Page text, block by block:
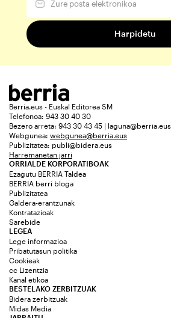
Berria.eus - Euskal Editorea SM
Telefonoa: 943 30 40 30
Bezero arreta: 943 30 43 45 | laguna@berria.eus
Webgunea: webgunea@berria.eus
Publizitatea: publi@bidera.eus
Harremanetan jarri
ORRIALDE KORPORATIBOAK
Ezagutu BERRIA Taldea
BERRIA berri bloga
Publizitatea
Galdera-erantzunak
Kontratazioak
Sarebide
LEGEA
Lege informazioa
Pribatutasun politika
Cookieak
cc Lizentzia
Kanal etikoa
BESTELAKO ZERBITZUAK
Bidera zerbitzuak
Midas Media